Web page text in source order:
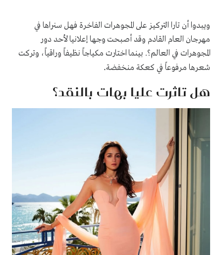
ويبدوا أن تارا التركيز على المجوهرات الفاخرة فهل سنراها في
مهرجان العام القادم وقد أصبحت وجها إعلانيا لأحد دور
المجوهرات في العالم؟. بينما اختارت مكياجاً نظيفاً وراقياً، وتركت
شعرها مرفوعاً في كعكة منخفضة.
هل تاثرت عليا بهات بالنقد؟